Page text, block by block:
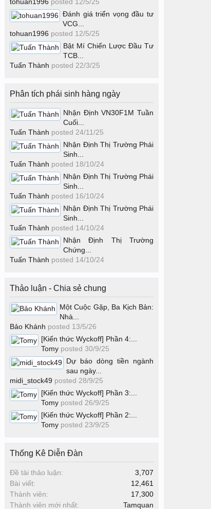
Đánh giá triển vọng đầu tư
VCG...
tohuan1996 posted 12/5/25
Bật Mí Chiến Lược Đầu Tư
TCB...
Tuấn Thành posted 22/3/25
Phân tích phái sinh hàng ngày
Nhận Định VN30F1M Tuần
Cuối...
Tuấn Thành posted 24/11/25
Nhận Định Thị Trường Phái
Sinh...
Tuấn Thành posted 18/10/24
Nhận Định Thị Trường Phái
Sinh...
Tuấn Thành posted 16/10/24
Nhận Định Thị Trường Phái
Sinh...
Tuấn Thành posted 14/10/24
Nhận Định Thị Trường
Chứng...
Tuấn Thành posted 14/10/24
Thảo luận - Chia sẻ chung
Một Cuộc Gặp, Ba Kịch Bản:
Nhà...
Bảo Khánh posted 13/5/26
[Kiến thức Wyckoff] Phần 4:...
Tomy posted 30/9/25
Dự báo dòng tiền ngành
sau ngày...
midi_stock49 posted 28/9/25
[Kiến thức Wyckoff] Phần 3:...
Tomy posted 26/9/25
[Kiến thức Wyckoff] Phần 2:...
Tomy posted 23/9/25
Thống Kê Diễn Đàn
Đề tài thảo luận:
3,707
Bài viết:
12,461
Thành viên:
17,300
Thành viên mới nhất:
Tamquan